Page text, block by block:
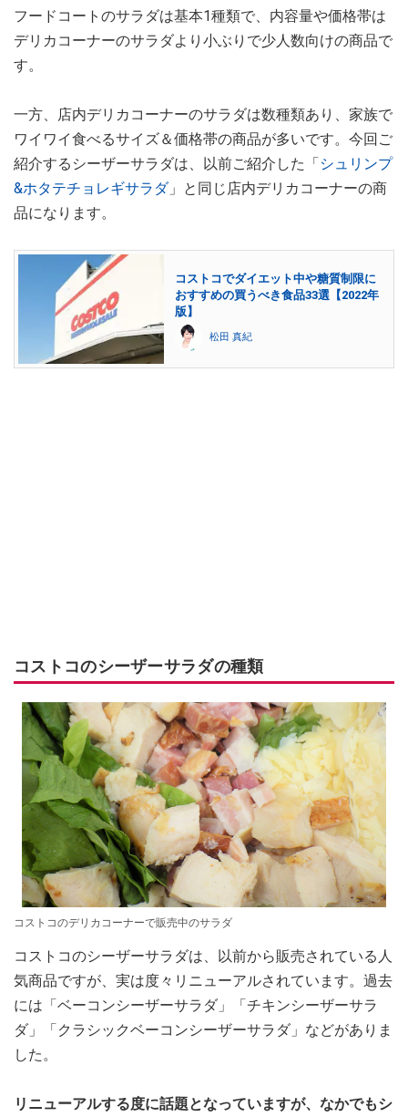
フードコートのサラダは基本1種類で、内容量や価格帯は
デリカコーナーのサラダより小ぶりで少人数向けの商品で
す。
一方、店内デリカコーナーのサラダは数種類あり、家族で
ワイワイ食べるサイズ＆価格帯の商品が多いです。今回ご
紹介するシーザーサラダは、以前ご紹介した「 シュリンプ
&ホタテチョレギサラダ」と同じ店内デリカコーナーの商
品になります。
コストコでダイエット中や糖質制限に
おすすめの買うべき食品33選【2022年
版】
松田 真紀
コストコのシーザーサラダの種類
コストコのデリカコーナーで販売中のサラダ
コストコのシーザーサラダは、以前から販売されている人
気商品ですが、実は度々リニューアルされています。過去
には「ベーコンシーザーサラダ」「チキンシーザーサラ
ダ」「クラシックベーコンシーザーサラダ」などがありま
した。
リニューアルする度に話題となっていますが、なかでもシ